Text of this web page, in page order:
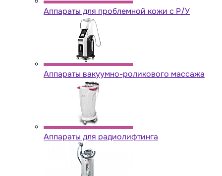
Аппараты для проблемной кожи с Р/У
Аппараты вакуумно-роликового массажа
Аппараты для радиолифтинга